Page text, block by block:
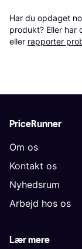
Har du opdaget
produkt? Eller har
eller rapporter
PriceRunner
Om os
Kontakt os
Nyhedsrum
Arbejd hos os
Lær mere